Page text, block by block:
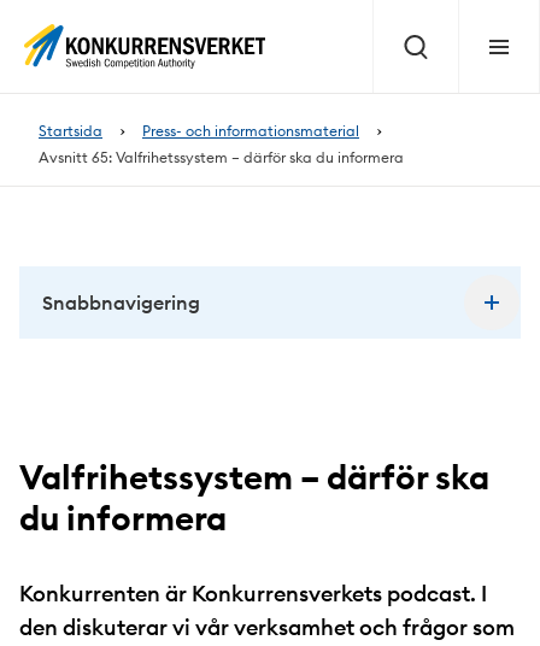
Sök Meny
Startsida
Press- och informationsmaterial
Avsnitt 65: Valfrihetssystem – därför ska du informera
Valfrihetssystem – därför ska
du informera
Konkurrenten är Konkurrensverkets podcast. I
den diskuterar vi vår verksamhet och frågor som
Snabbnavigering